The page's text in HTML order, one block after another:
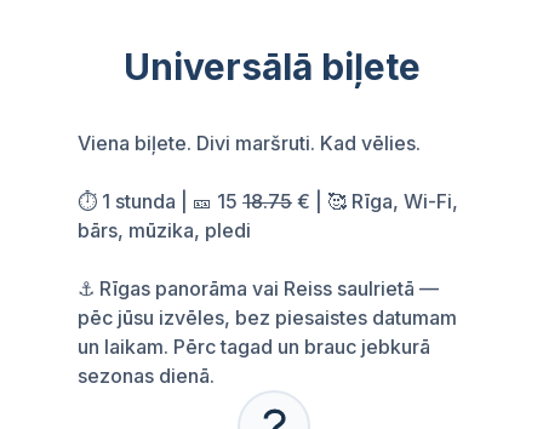
Universālā biļete
Viena biļete. Divi maršruti. Kad vēlies.
⏱️ 1 stunda | 🎫 15 18.75 € | 🥰 Rīga, Wi-Fi,
bārs, mūzika, pledi
⚓ Rīgas panorāma vai Reiss saulrietā —
pēc jūsu izvēles, bez piesaistes datumam
un laikam. Pērc tagad un brauc jebkurā
sezonas dienā.